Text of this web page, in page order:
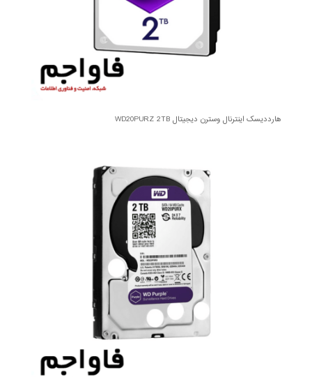
هارددیسک اینترنال وسترن دیجیتال WD20PURZ 2TB